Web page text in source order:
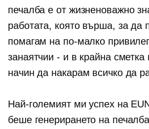
печалба е от жизненоважно
работата, която върша, за да
помагам на по-малко
занаятчии - и в крайна сметка
начин да накарам всичко да
Най-големият ми успех на
беше генерирането на